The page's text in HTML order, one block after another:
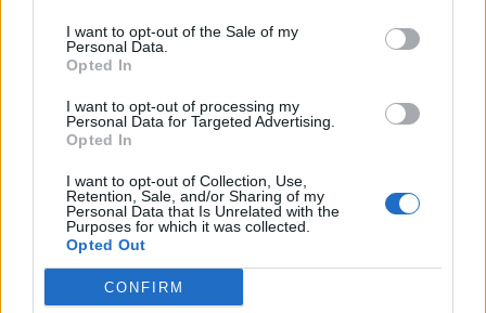
I want to opt-out of the Sale of my
Personal Data.
Opted In
I want to opt-out of processing my
Personal Data for Targeted Advertising.
Opted In
I want to opt-out of Collection, Use,
Retention, Sale, and/or Sharing of my
Personal Data that Is Unrelated with the
Purposes for which it was collected.
Opted Out
CONFIRM
5 Αυγούστου 2026
ΥΠΕΝ: Διευρύνεται ο κατάλογος των
4 Αυγούστου 2026
Newsletter Citygen.gr
Λάβετε όλα τα τελευταία νέα από τον χώρο της Πολιτικής
Προστασίας, του ESG, του Green Business και των ΟΤΑ
Email
Συμφωνώ με την Πολιτική Δεδομένων